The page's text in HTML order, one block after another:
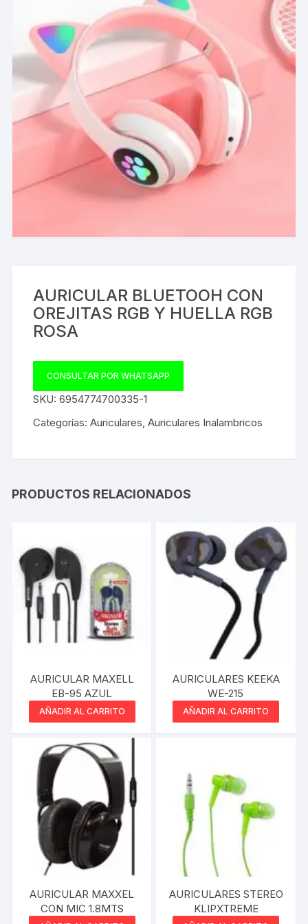
AURICULAR BLUETOOH CON
OREJITAS RGB Y HUELLA RGB
ROSA
CONSULTAR POR WHATSAPP
SKU:6954774700335-1
Categorías:Auriculares ,Auriculares Inalambricos
PRODUCTOS RELACIONADOS
AURICULAR MAXELL
EB-95 AZUL
AÑADIR AL CARRITO
AURICULARES KEEKA
WE-215
AÑADIR AL CARRITO
AURICULAR MAXXEL
CON MIC 1.8MTS
AURICULARES STEREO
KLIPXTREME